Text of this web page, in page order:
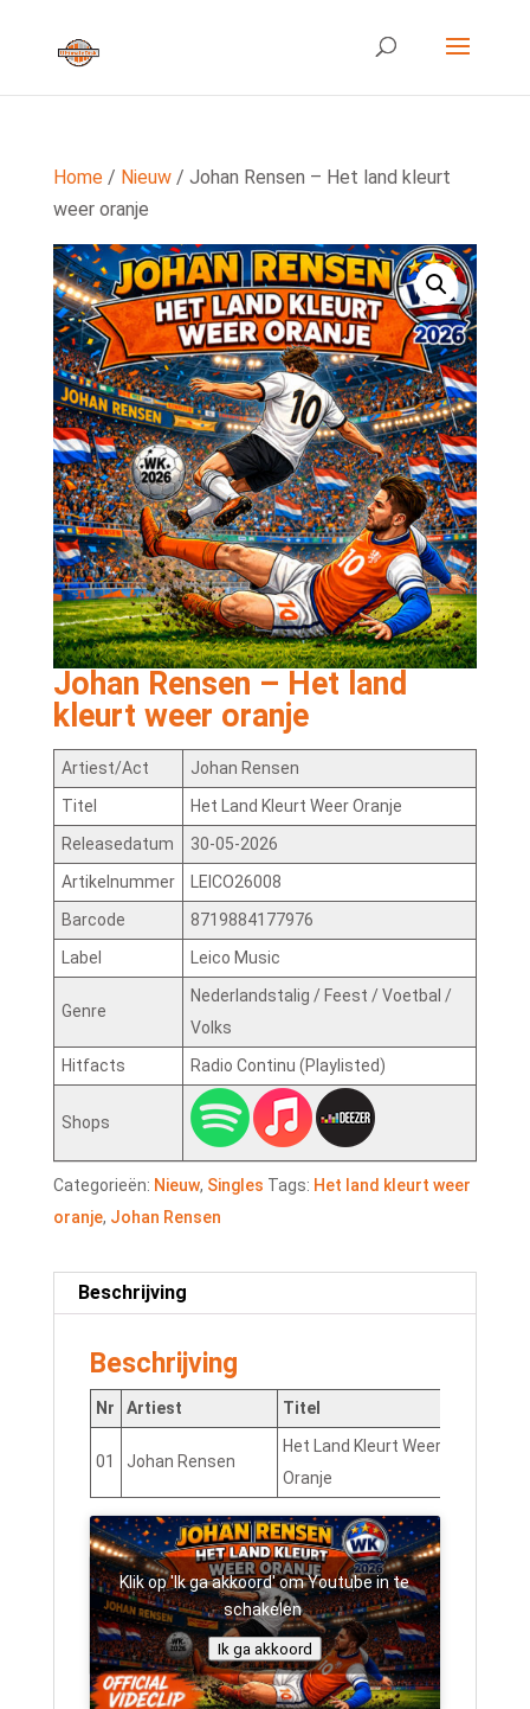
Home/ Nieuw/ Johan Rensen – Het land kleurt
weer oranje
Johan Rensen – Het land
kleurt weer oranje
Artiest/Act
Johan Rensen
Titel
Het Land Kleurt Weer Oranje
Releasedatum
30-05-2026
Artikelnummer
LEICO26008
Barcode
8719884177976
Label
Leico Music
Genre
Nederlandstalig / Feest / Voetbal /
Volks
Hitfacts
Radio Continu (Playlisted)
Shops
Categorieën: Nieuw, Singles Tags: Het land kleurt weer
oranje, Johan Rensen
Beschrijving
Beschrijving
Nr Artiest Titel
01 Johan Rensen
Het Land Kleurt Weer
Oranje
Klik op 'Ik ga akkoord' om Youtube in te
schakelen
Ik ga akkoord